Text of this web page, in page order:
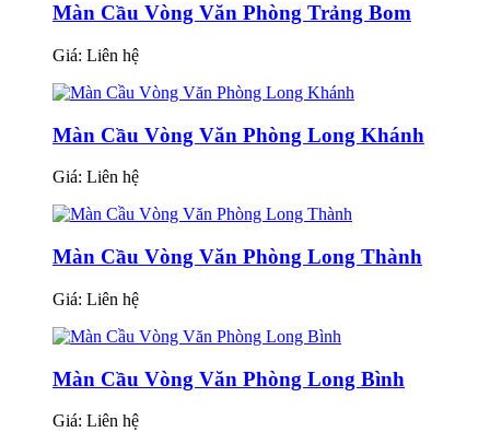
Màn Cầu Vòng Văn Phòng Trảng Bom
Giá: Liên hệ
Màn Cầu Vòng Văn Phòng Long Khánh
Giá: Liên hệ
Màn Cầu Vòng Văn Phòng Long Thành
Giá: Liên hệ
Màn Cầu Vòng Văn Phòng Long Bình
Giá: Liên hệ